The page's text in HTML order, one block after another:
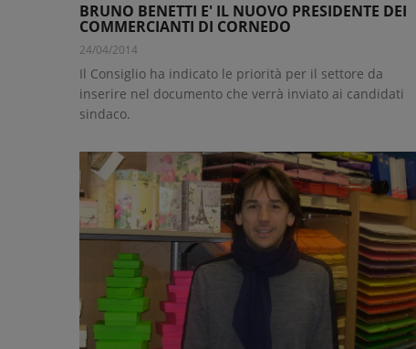
BRUNO BENETTI E' IL NUOVO PRESIDENTE DEI
COMMERCIANTI DI CORNEDO
24/04/2014
Il Consiglio ha indicato le priorità per il settore da
inserire nel documento che verrà inviato ai candidati
sindaco.